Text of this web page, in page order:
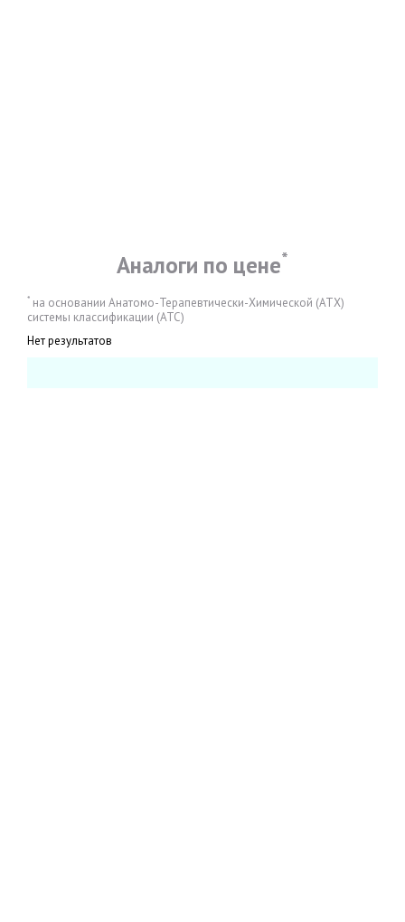
Аналоги по цене*
* на основании Анатомо-Терапевтически-Химической (АТХ)
системы классификации (АТС)
Нет результатов